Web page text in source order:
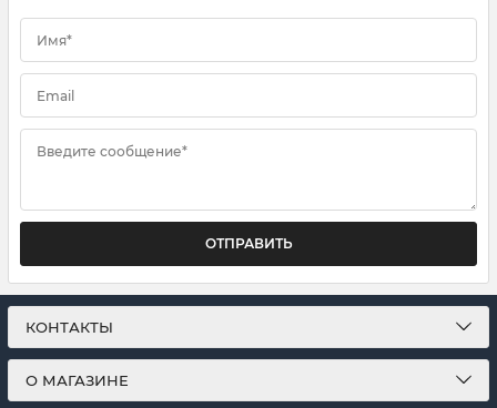
Имя*
Email
Введите сообщение*
ОТПРАВИТЬ
КОНТАКТЫ
О МАГАЗИНЕ